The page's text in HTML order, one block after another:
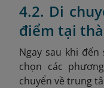
4.2. Di
điểm tại
Ngay sau khi
chọn các
chuyển về trung